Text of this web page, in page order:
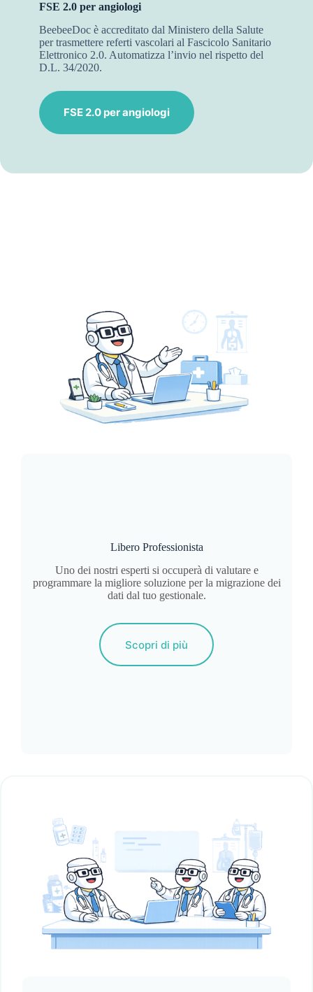
FSE 2.0 per angiologi
BeebeeDoc è accreditato dal Ministero della Salute
per trasmettere referti vascolari al Fascicolo Sanitario
Elettronico 2.0. Automatizza l’invio nel rispetto del
D.L. 34/2020.
FSE 2.0 per angiologi
Libero Professionista
Uno dei nostri esperti si occuperà di valutare e
programmare la migliore soluzione per la migrazione dei
dati dal tuo gestionale.
Scopri di più